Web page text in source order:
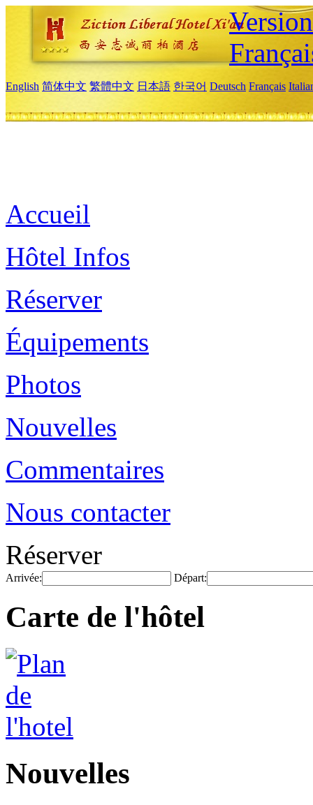
English 简体中文 繁體中文 日本語 한국어 Deutsch Français
Accueil
Hôtel Infos
Réserver
Équipements
Photos
Nouvelles
Commentaires
Nous contacter
Réserver
Arrivée: Départ:
Carte de l'hôtel
Nouvelles